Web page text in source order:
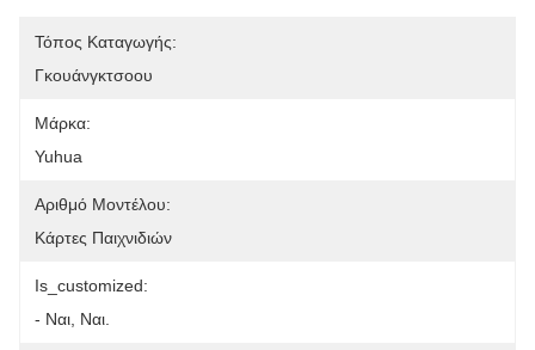
Τόπος Καταγωγής:
Γκουάνγκτσοου
Μάρκα:
Yuhua
Αριθμό Μοντέλου:
Κάρτες Παιχνιδιών
Is_customized:
- Ναι, Ναι.